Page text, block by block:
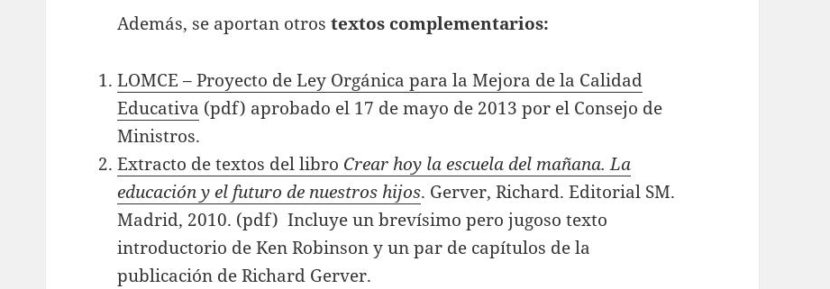
Además, se aportan otrostextos complementarios:
LOMCE – Proyecto de Ley Orgánica para la Mejora de la Calidad
Educativa (pdf) aprobado el 17 de mayo de 2013 por el Consejo de
Ministros.
Extracto de textos del libro Crear hoy la escuela del mañana. La
educación y el futuro de nuestros hijos. Gerver, Richard. Editorial SM.
Madrid, 2010. (pdf) Incluye un brevísimo pero jugoso texto
introductorio de Ken Robinson y un par de capítulos de la
publicación de Richard Gerver.